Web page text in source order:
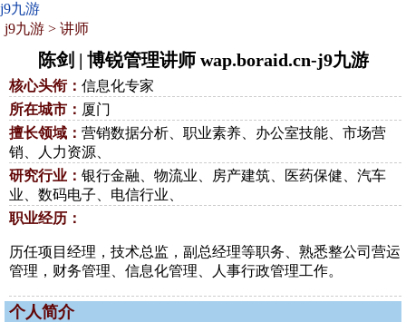
j9九游
j9九游 > 讲师
陈剑 | 博锐管理讲师 wap.boraid.cn-j9九游
核心头衔： 信息化专家
所在城市： 厦门
擅长领域： 营销数据分析、职业素养、办公室技能、市场营
销、人力资源、
研究行业： 银行金融、物流业、房产建筑、医药保健、汽车
业、数码电子、电信行业、
职业经历：
历任项目经理，技术总监，副总经理等职务、熟悉整公司营运
管理，财务管理、信息化管理、人事行政管理工作。
个人简介